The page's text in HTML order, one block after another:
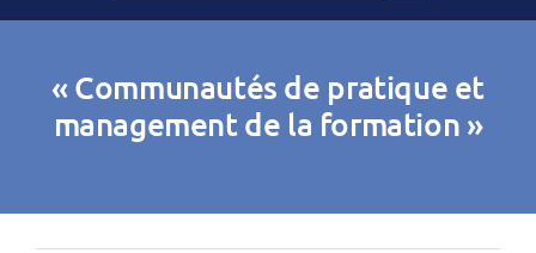
Publiez
« Communautés de pratique et
management de la formation »